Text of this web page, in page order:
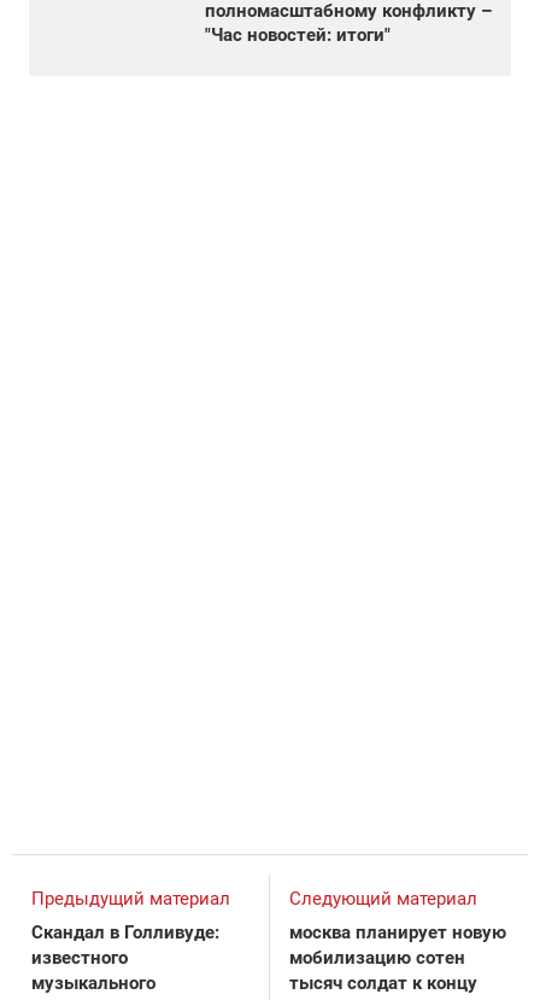
полномасштабному конфликту –
"Час новостей: итоги"
Предыдущий материал
Скандал в Голливуде:
известного
музыкального
Следующий материал
москва планирует новую
мобилизацию сотен
тысяч солдат к концу